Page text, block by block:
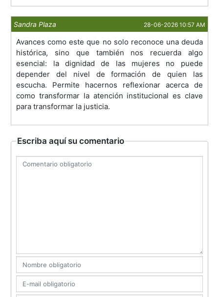
Sandra Plaza 28-06-2026 10:57 AM
Avances como este que no solo reconoce una deuda
histórica, sino que también nos recuerda algo
esencial: la dignidad de las mujeres no puede
depender del nivel de formación de quien las
escucha. Permite hacernos reflexionar acerca de
como transformar la atención institucional es clave
para transformar la justicia.
Escriba aquí su comentario